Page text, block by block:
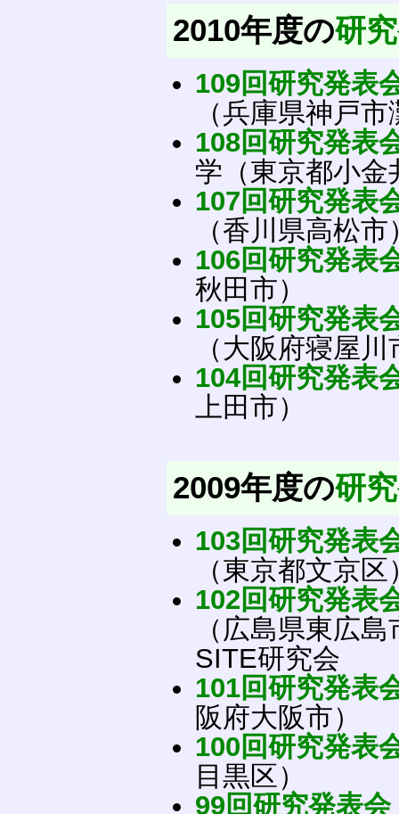
2010年度の研
109回研究発表
（兵庫県神戸
108回研究発表
学（東京都小金
107回研究発表
（香川県高松市
106回研究発表
秋田市）
105回研究発表
（大阪府寝屋川
104回研究発表
上田市）
2009年度の研
103回研究発表
（東京都文京区
102回研究発表
（広島県東広
SITE研究会
101回研究発表
阪府大阪市）
100回研究発表
目黒区）
99回研究発表会